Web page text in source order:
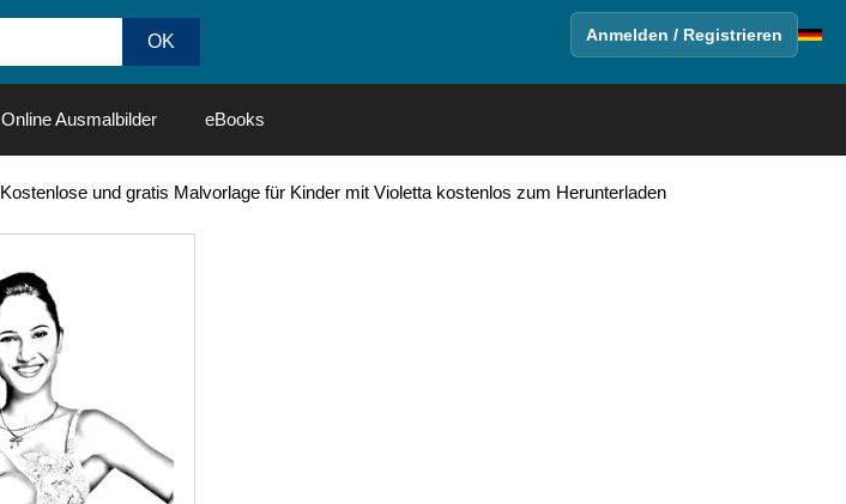
Anmelden / Registrieren
Online Ausmalbilder eBooks
Kostenlose und gratis Malvorlage für Kinder mit Violetta kostenlos zum Herunterladen